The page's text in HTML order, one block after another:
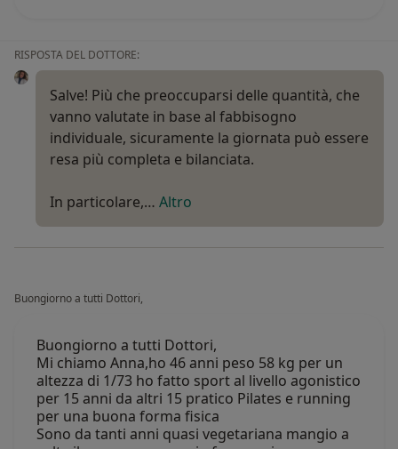
RISPOSTA DEL DOTTORE:
Salve! Più che preoccuparsi delle quantità, che
vanno valutate in base al fabbisogno
individuale, sicuramente la giornata può essere
resa più completa e bilanciata.
In particolare,… Altro
Buongiorno a tutti Dottori,
Buongiorno a tutti Dottori,
Mi chiamo Anna,ho 46 anni peso 58 kg per un
altezza di 1/73 ho fatto sport al livello agonistico
per 15 anni da altri 15 pratico Pilates e running
per una buona forma fisica
Sono da tanti anni quasi vegetariana mangio a